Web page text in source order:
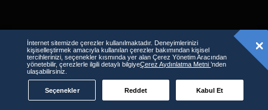
İnternet sitemizde çerezler kullanılmaktadır. Deneyimlerinizi
kişiselleştirmek amacıyla kullanılan çerezler bakımından kişisel
tercihlerinizi, seçenekler kısmında yer alan Çerez Yönetim Aracından
yönetebilir, çerezlerle ilgili detaylı bilgiyeÇerez Aydınlatma Metni’nden
ulaşabilirsiniz.
Seçenekler Reddet Kabul Et